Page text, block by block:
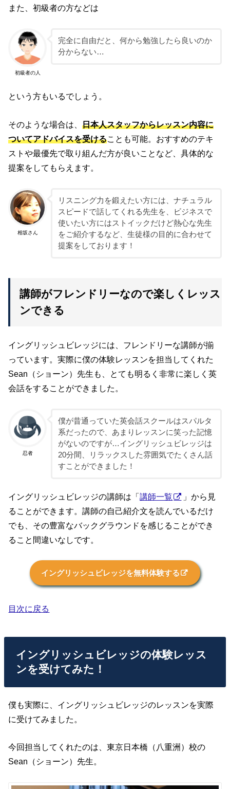
また、初級者の方などは
初級者の人
完全に自由だと、何から勉強したら良いのか
分からない…
という方もいるでしょう。
そのような場合は、日本人スタッフからレッスン内容に
ついてアドバイスを受ける ことも可能。おすすめのテキ
ストや最優先で取り組んだ方が良いことなど、具体的な
提案をしてもらえます。
相坂さん
リスニング力を鍛えたい方には、ナチュラル
スピードで話してくれる先生を、ビジネスで
使いたい方にはストイックだけど熱心な先生
をご紹介するなど、生徒様の目的に合わせて
提案をしております！
講師がフレンドリーなので楽しくレッス
ンできる
イングリッシュビレッジには、フレンドリーな講師が揃
っています。実際に僕の体験レッスンを担当してくれた
Sean（ショーン）先生も、とても明るく非常に楽しく英
会話をすることができました。
忍者
僕が昔通っていた英会話スクールはスパルタ
系だったので、あまりレッスンに笑った記憶
がないのですが…イングリッシュビレッジは
20分間、リラックスした雰囲気でたくさん話
すことができました！
イングリッシュビレッジの講師は「講師一覧
」から見
ることができます。講師の自己紹介文を読んでいるだけ
でも、その豊富なバックグラウンドを感じることができ
ること間違いなしです。
イングリッシュビレッジを無料体験する
目次に戻る
イングリッシュビレッジの体験レッス
ンを受けてみた！
僕も実際に、イングリッシュビレッジのレッスンを実際
に受けてみました。
今回担当してくれたのは、東京日本橋（八重洲）校の
Sean（ショーン）先生。